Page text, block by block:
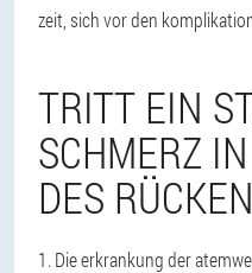
zeit, sich vor den
TRITT EIN
SCHMERZ
DES
1. Die erkrankung der